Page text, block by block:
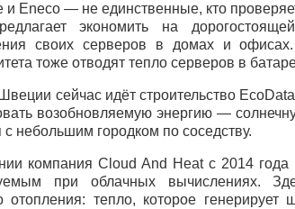
и Eneco — не единственные, кто
экономить на
своих серверов в домах и
тоже отводят тепло серверов в
сейчас идёт строительство
возобновляемую энергию —
с небольшим городком по соседству.
компания Cloud And Heat с 2014 года
при облачных вычислениях.
отопления: тепло, которое